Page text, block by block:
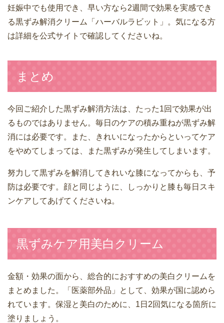
妊娠中でも使用でき、早い方なら2週間で効果を実感でき
る黒ずみ解消クリーム「ハーバルラビット」。気になる方
は詳細を公式サイトで確認してくださいね。
まとめ
今回ご紹介した黒ずみ解消方法は、たった1回で効果が出
るものではありません。毎日のケアの積み重ねが黒ずみ解
消には必要です。また、きれいになったからといってケア
をやめてしまっては、また黒ずみが発生してしまいます。
努力して黒ずみを解消してきれいな膝になってからも、予
防は必要です。顔と同じように、しっかりと膝も毎日スキ
ンケアしてあげてくださいね。
黒ずみケア用美白クリーム
金額・効果の面から、総合的におすすめの美白クリームを
まとめました。「医薬部外品」として、効果が国に認めら
れています。保湿と美白のために、1日2回気になる箇所に
塗りましょう。